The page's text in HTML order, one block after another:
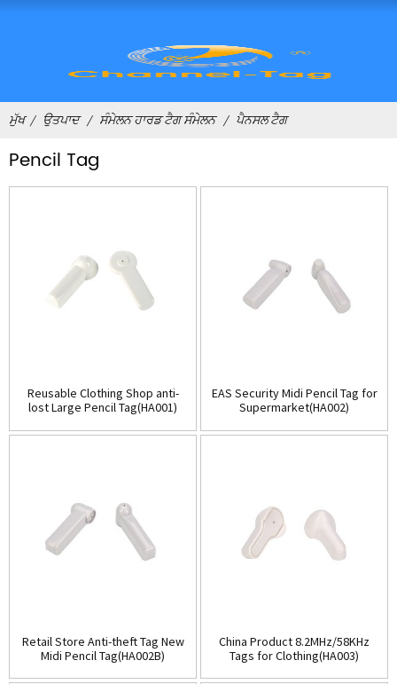
ਮੁੱਖ ਉਤਪਾਦ ਸੰਮੇਲਨ ਹਾਰਡ ਟੈਗ ਸੰਮੇਲਨ ਪੈਨਸਲ ਟੈਗ
Pencil Tag
Reusable Clothing Shop anti-
lost Large Pencil Tag(HA001)
EAS Security Midi Pencil Tag for
Supermarket(HA002)
Retail Store Anti-theft Tag New
Midi Pencil Tag(HA002B)
China Product 8.2MHz/58KHz
Tags for Clothing(HA003)